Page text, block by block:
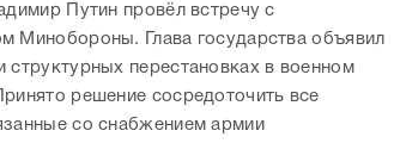
Путин провёл встречу с
Минобороны. Глава государства объявил
структурных перестановках в военном
решение сосредоточить все
со снабжением армии